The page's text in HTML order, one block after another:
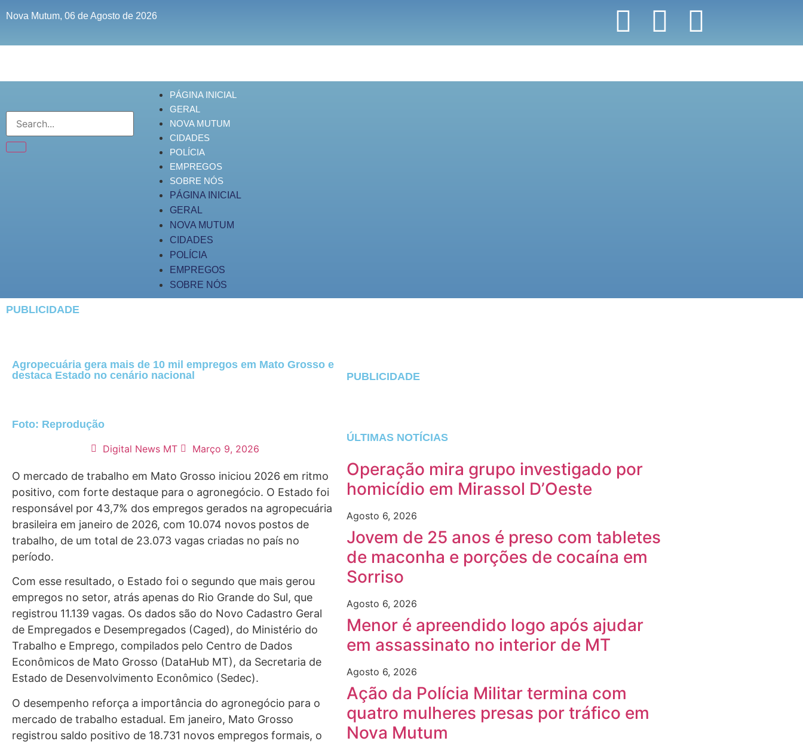
Nova Mutum, 06 de Agosto de 2026
PÁGINA INICIAL
GERAL
NOVA MUTUM
CIDADES
POLÍCIA
EMPREGOS
SOBRE NÓS
PÁGINA INICIAL
GERAL
NOVA MUTUM
CIDADES
POLÍCIA
EMPREGOS
SOBRE NÓS
PUBLICIDADE
Agropecuária gera mais de 10 mil empregos em Mato Grosso e
destaca Estado no cenário nacional
Foto: Reprodução
Digital News MT Março 9, 2026
O mercado de trabalho em Mato Grosso iniciou 2026 em ritmo
positivo, com forte destaque para o agronegócio. O Estado foi
responsável por 43,7% dos empregos gerados na agropecuária
brasileira em janeiro de 2026, com 10.074 novos postos de
trabalho, de um total de 23.073 vagas criadas no país no
período.
Com esse resultado, o Estado foi o segundo que mais gerou
empregos no setor, atrás apenas do Rio Grande do Sul, que
registrou 11.139 vagas. Os dados são do Novo Cadastro Geral
de Empregados e Desempregados (Caged), do Ministério do
Trabalho e Emprego, compilados pelo Centro de Dados
Econômicos de Mato Grosso (DataHub MT), da Secretaria de
Estado de Desenvolvimento Econômico (Sedec).
O desempenho reforça a importância do agronegócio para o
mercado de trabalho estadual. Em janeiro, Mato Grosso
registrou saldo positivo de 18.731 novos empregos formais, o
PUBLICIDADE
ÚLTIMAS NOTÍCIAS
Operação mira grupo investigado por
homicídio em Mirassol D’Oeste
Agosto 6, 2026
Jovem de 25 anos é preso com tabletes
de maconha e porções de cocaína em
Sorriso
Agosto 6, 2026
Menor é apreendido logo após ajudar
em assassinato no interior de MT
Agosto 6, 2026
Ação da Polícia Militar termina com
quatro mulheres presas por tráfico em
Nova Mutum